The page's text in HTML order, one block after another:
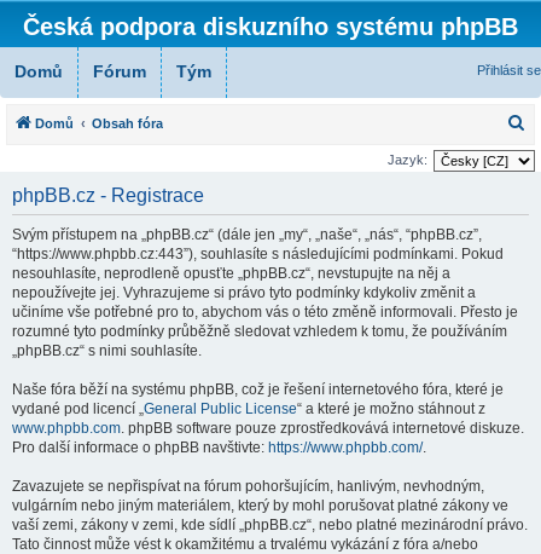
Česká podpora diskuzního systému phpBB
Domů Fórum Tým Přihlásit se
Domů Obsah fóra
l
Jazyk:
phpBB.cz - Registrace
Svým přístupem na „phpBB.cz“ (dále jen „my“, „naše“, „nás“, “phpBB.cz”,
“https://www.phpbb.cz:443”), souhlasíte s následujícími podmínkami. Pokud
nesouhlasíte, neprodleně opusťte „phpBB.cz“, nevstupujte na něj a
nepoužívejte jej. Vyhrazujeme si právo tyto podmínky kdykoliv změnit a
učiníme vše potřebné pro to, abychom vás o této změně informovali. Přesto je
rozumné tyto podmínky průběžně sledovat vzhledem k tomu, že používáním
„phpBB.cz“ s nimi souhlasíte.
Naše fóra běží na systému phpBB, což je řešení internetového fóra, které je
vydané pod licencí „General Public License“ a které je možno stáhnout z
www.phpbb.com. phpBB software pouze zprostředkovává internetové diskuze.
Pro další informace o phpBB navštivte: https://www.phpbb.com/.
Zavazujete se nepřispívat na fórum pohoršujícím, hanlivým, nevhodným,
vulgárním nebo jiným materiálem, který by mohl porušovat platné zákony ve
vaší zemi, zákony v zemi, kde sídlí „phpBB.cz“, nebo platné mezinárodní právo.
Tato činnost může vést k okamžitému a trvalému vykázání z fóra a/nebo